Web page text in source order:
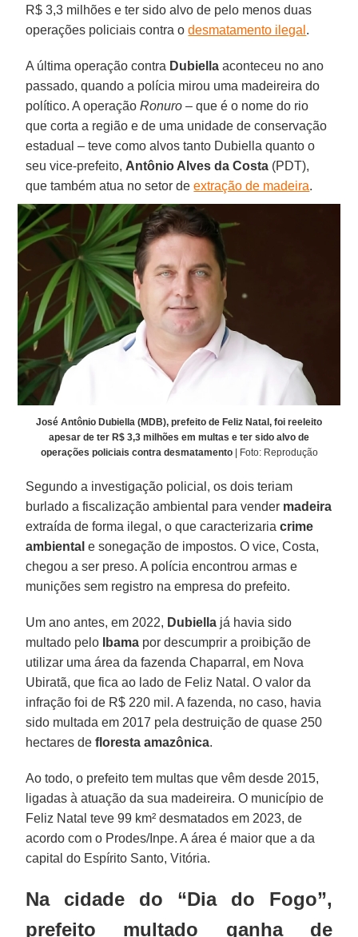
R$ 3,3 milhões e ter sido alvo de pelo menos duas
operações policiais contra odesmatamento ilegal .
A última operação contra Dubiella aconteceu no ano
passado, quando a polícia mirou uma madeireira do
político. A operaçãoRonuro – que é o nome do rio
que corta a região e de uma unidade de conservação
estadual – teve como alvos tanto Dubiella quanto o
seu vice-prefeito, Antônio Alves da Costa (PDT),
que também atua no setor deextração de madeira.
José Antônio Dubiella (MDB), prefeito de Feliz Natal, foi reeleito
apesar de ter R$ 3,3 milhões em multas e ter sido alvo de
operações policiais contra desmatamento| Foto: Reprodução
Segundo a investigação policial, os dois teriam
burlado a fiscalização ambiental para vender madeira
extraída de forma ilegal, o que caracterizariacrime
ambiental e sonegação de impostos. O vice, Costa,
chegou a ser preso. A polícia encontrou armas e
munições sem registro na empresa do prefeito.
Um ano antes, em 2022, Dubiella já havia sido
multado pelo
Ibama por descumprir a proibição de
utilizar uma área da fazenda Chaparral, em Nova
Ubiratã, que fica ao lado de Feliz Natal. O valor da
infração foi de R$ 220 mil. A fazenda, no caso, havia
sido multada em 2017 pela destruição de quase 250
hectares defloresta amazônica.
Ao todo, o prefeito tem multas que vêm desde 2015,
ligadas à atuação da sua madeireira. O município de
Feliz Natal teve 99 km² desmatados em 2023, de
acordo com o Prodes/Inpe. A área é maior que a da
capital do Espírito Santo, Vitória.
Na cidade do “Dia do Fogo”,
prefeito multado ganha de